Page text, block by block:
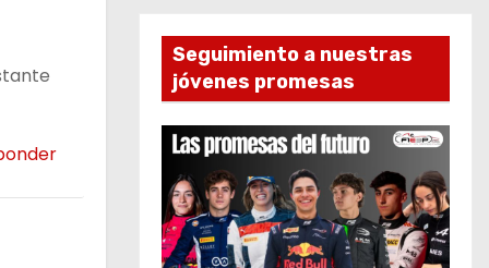
Seguimiento a nuestras
jóvenes promesas